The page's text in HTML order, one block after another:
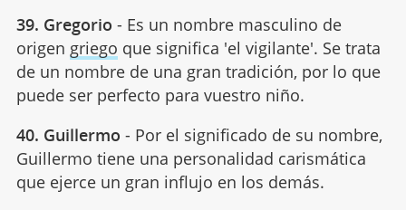
39. Gregorio - Es un nombre masculino de
origen griego que significa 'el vigilante'. Se trata
de un nombre de una gran tradición, por lo que
puede ser perfecto para vuestro niño.
40. Guillermo - Por el significado de su nombre,
Guillermo tiene una personalidad carismática
que ejerce un gran influjo en los demás.